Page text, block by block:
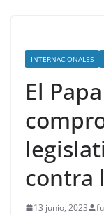
INTERNACIONALES
El
contra
13 junio, 2023